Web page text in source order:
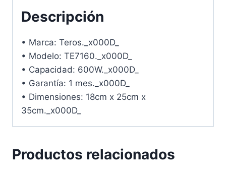
Descripción
• Marca: Teros._x000D_
• Modelo: TE7160._x000D_
• Capacidad: 600W._x000D_
• Garantía: 1 mes._x000D_
• Dimensiones: 18cm x 25cm x
35cm._x000D_
Productos relacionados